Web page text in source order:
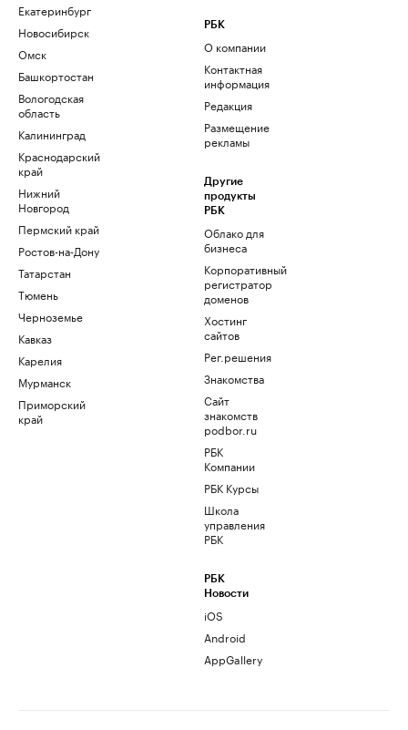
Екатеринбург
Новосибирск
Омск
Башкортостан
Вологодская
область
Калининград
Краснодарский
край
Нижний
Новгород
Пермский край
Ростов-на-Дону
Татарстан
Тюмень
Черноземье
Кавказ
Карелия
Мурманск
Приморский
край
РБК
О компании
Контактная
информация
Редакция
Размещение
рекламы
Другие
продукты
РБК
Облако для
бизнеса
Корпоративный
регистратор
доменов
Хостинг
сайтов
Рег.решения
Знакомства
Сайт
знакомств
podbor.ru
РБК
Компании
РБК Курсы
Школа
управления
РБК
РБК
Новости
iOS
Android
AppGallery